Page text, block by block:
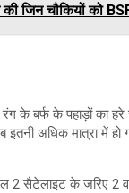
की जिन चौकियों को
रंग के बर्फ के पहाड़ों का
इतनी अधिक मात्रा में
2 सैटेलाइट के जरिए 2